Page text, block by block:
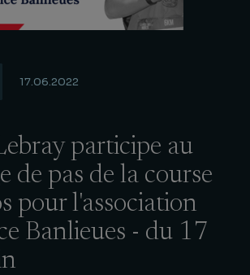
17.06.2022
participe au
de pas de la course
pour l'association
Banlieues - du 17